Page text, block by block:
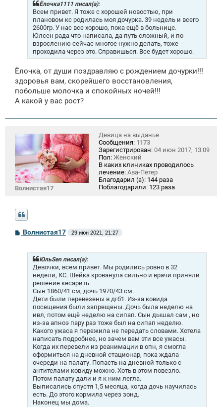
Ёлочка1111 писал(а):
Всем привет. Я тоже с хорошей новостью, при
плановом кс родилась моя дочурка. 39 недель и всего
2600гр. У нас все хорошо, пока ещё в больнице.
Юлсен рада что написала, да путь сложный, и по
взрослению сейчас многое нужно делать, тоже
проходила через это. Справишься. Все будет хорошо.
Ёлочка, от души поздравляю с рождением дочурки!!!
здоровья вам, скорейшего восстановления,
побольше молочка и спокойных ночей!!!
А какой у вас рост?
Волнистая17
Девица на выданье
Сообщения: 1173
Зарегистрирован: 04 июн 2017, 13:09
Пол: Женский
В каких клиниках проводилось
лечение: Ава-Петер
Благодарил (а): 144 раза
Поблагодарили: 123 раза
С
о
Волнистая17 29 июн 2021, 21:27
ЮльSen писал(а):
Девочки, всем привет. Мы родились ровно в 32
недели, КС. Шейка крованула сильно и врачи приняли
решение кесарить.
Сын 1860/41 см, дочь 1970/43 см.
Дети были перевезены в дгб1. Из-за ковида
посещения были запрещены. Дочь была неделю на
ивл, потом ещё неделю на сипап. Сын дышал сам , но
из-за апноэ пару раз тоже был на сипап неделю.
Какого ужаса я пережила не передать словами. Хотела
написать подробнее, но зачем вам эти все ужасы.
Когда их перевели из реанимации в опн, я смогла
оформиться на дневной стационар, пока ждала
очереди на палату. Попасть на дневной только с
антителами ковиду можно. Хоть в этом повезло.
Потом палату дали и я к ним легла.
Выписались спустя 1,5 месяца, когда дочь научилась
есть. До этого кормила через зонд.
Наконец мы дома.